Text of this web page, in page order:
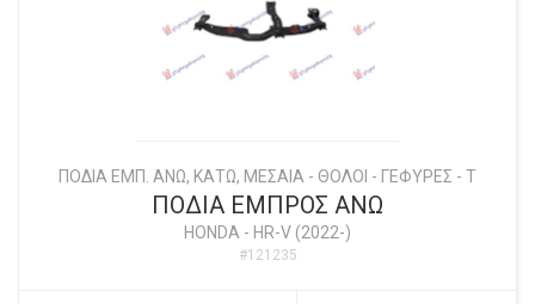
ΠΟΔΙΑ ΕΜΠ. ΑΝΩ, ΚΑΤΩ, ΜΕΣΑΙΑ - ΘΟΛΟΙ - ΓΕΦΥΡΕΣ - Τ
ΠΟΔΙΑ ΕΜΠΡΟΣ ΑΝΩ
HONDA - HR-V (2022-)
#121235